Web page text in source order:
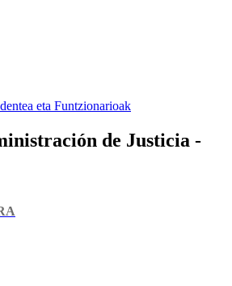
eta Funtzionarioak
de Justicia -